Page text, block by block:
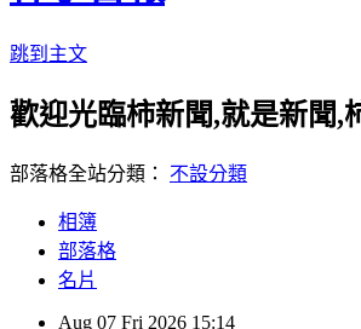
跳到主文
歡迎光臨柿新聞,就是新聞,
部落格全站分類： 不設分類
相簿
部落格
名片
Aug 07 Fri 2026 15:14